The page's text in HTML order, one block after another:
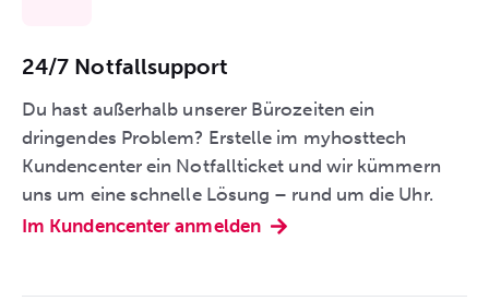
24/7 Notfallsupport
Du hast außerhalb unserer Bürozeiten ein
dringendes Problem? Erstelle im myhosttech
Kundencenter ein Notfallticket und wir kümmern
uns um eine schnelle Lösung – rund um die Uhr.
Im Kundencenter anmelden